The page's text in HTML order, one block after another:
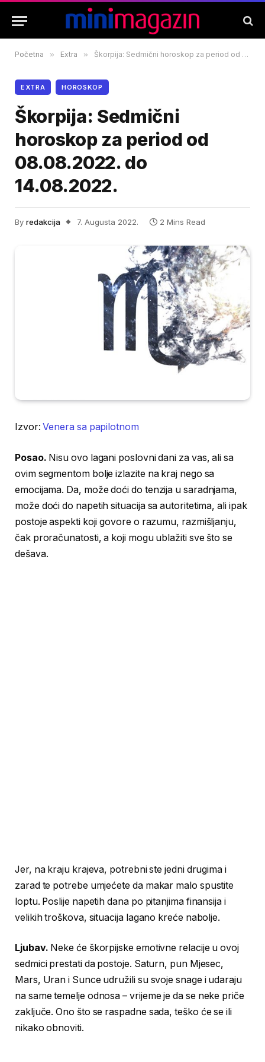
Početna » Extra » Škorpija: Sedmični horoskop za period od 08.08.2022. do 14.08.2022.
EXTRA HOROSKOP
Škorpija: Sedmični
horoskop za period od
08.08.2022. do
14.08.2022.
By redakcija 7. Augusta 2022. 2 Mins Read
Izvor:Venera sa papilotnom
Posao. Nisu ovo lagani poslovni dani za vas, ali sa
ovim segmentom bolje izlazite na kraj nego sa
emocijama. Da, može doći do tenzija u saradnjama,
može doći do napetih situacija sa autoritetima, ali ipak
postoje aspekti koji govore o razumu, razmišljanju,
čak proračunatosti, a koji mogu ublažiti sve što se
dešava.
Jer, na kraju krajeva, potrebni ste jedni drugima i
zarad te potrebe umjećete da makar malo spustite
loptu. Poslije napetih dana po pitanjima finansija i
velikih troškova, situacija lagano kreće nabolje.
Ljubav. Neke će škorpijske emotivne relacije u ovoj
sedmici prestati da postoje. Saturn, pun Mjesec,
Mars, Uran i Sunce udružili su svoje snage i udaraju
na same temelje odnosa – vrijeme je da se neke priče
zaključe. Ono što se raspadne sada, teško će se ili
nikako obnoviti.